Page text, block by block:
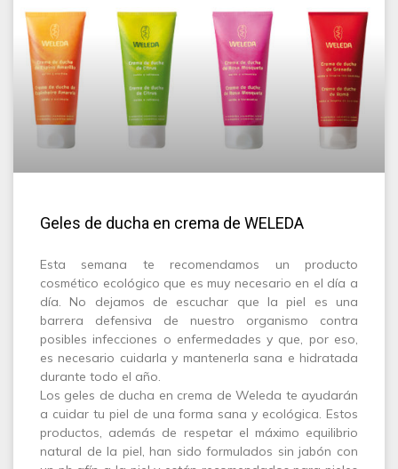
Geles de ducha en crema de WELEDA
Esta semana te recomendamos un producto
cosmético ecológico que es muy necesario en el día a
día. No dejamos de escuchar que la piel es una
barrera defensiva de nuestro organismo contra
posibles infecciones o enfermedades y que, por eso,
es necesario cuidarla y mantenerla sana e hidratada
durante todo el año.
Los geles de ducha en crema de Weleda te ayudarán
a cuidar tu piel de una forma sana y ecológica. Estos
productos, además de respetar el máximo equilibrio
natural de la piel, han sido formulados sin jabón con